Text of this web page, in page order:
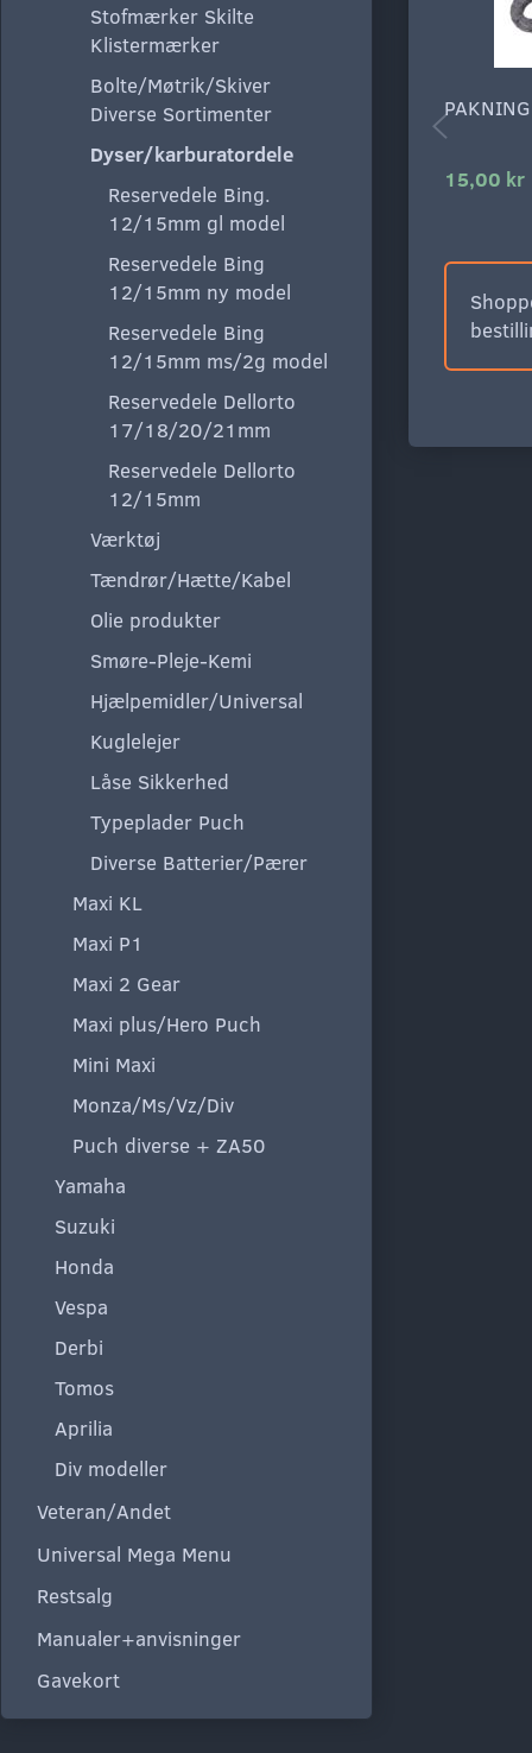
Stofmærker Skilte
Klistermærker
Bolte/Møtrik/Skiver
Diverse Sortimenter
Dyser/karburatordele
Reservedele Bing.
12/15mm gl model
Reservedele Bing
12/15mm ny model
Reservedele Bing
12/15mm ms/2g model
Reservedele Dellorto
17/18/20/21mm
Reservedele Dellorto
12/15mm
Værktøj
Tændrør/Hætte/Kabel
Olie produkter
Smøre-Pleje-Kemi
Hjælpemidler/Universal
Kuglelejer
Låse Sikkerhed
Typeplader Puch
Diverse Batterier/Pærer
Maxi KL
Maxi P1
Maxi 2 Gear
Maxi plus/Hero Puch
Mini Maxi
Monza/Ms/Vz/Div
Puch diverse + ZA50
Yamaha
Suzuki
Honda
Vespa
Derbi
Tomos
Aprilia
Div modeller
Veteran/Andet
Universal Mega Menu
Restsalg
Manualer+anvisninger
Gavekort
15,00 kr